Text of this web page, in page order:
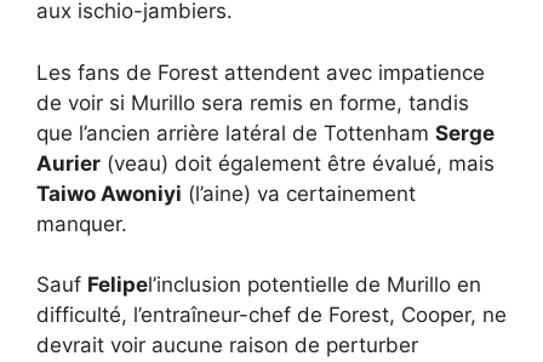
aux ischio-jambiers.
Les fans de Forest attendent avec impatience
de voir si Murillo sera remis en forme, tandis
que l’ancien arrière latéral de Tottenham Serge
Aurier (veau) doit également être évalué, mais
Taiwo Awoniyi (l’aine) va certainement
manquer.
Sauf Felipel’inclusion potentielle de Murillo en
difficulté, l’entraîneur-chef de Forest, Cooper, ne
devrait voir aucune raison de perturber